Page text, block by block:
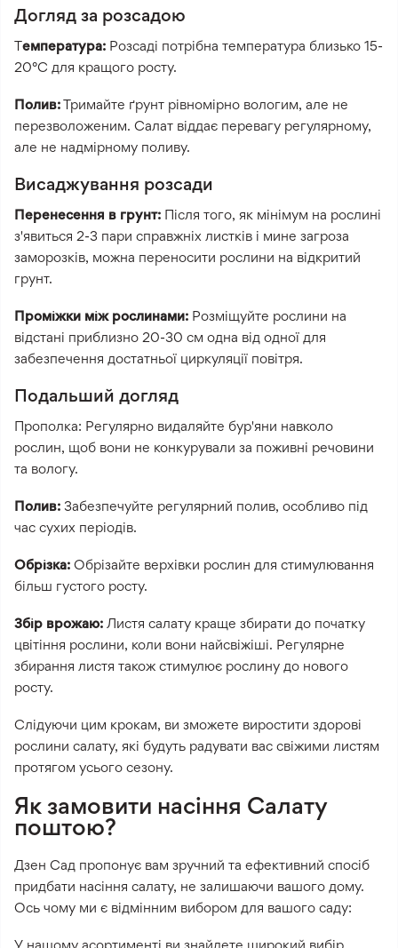
Догляд за розсадою
Температура: Розсаді потрібна температура близько 15-
20°C для кращого росту.
Полив:Тримайте ґрунт рівномірно вологим, але не
перезволоженим. Салат віддає перевагу регулярному,
але не надмірному поливу.
Висаджування розсади
Перенесення в грунт: Після того, як мінімум на рослині
з'явиться 2-3 пари справжніх листків і мине загроза
заморозків, можна переносити рослини на відкритий
грунт.
Проміжки між рослинами: Розміщуйте рослини на
відстані приблизно 20-30 см одна від одної для
забезпечення достатньої циркуляції повітря.
Подальший догляд
Прополка: Регулярно видаляйте бур'яни навколо
рослин, щоб вони не конкурували за поживні речовини
та вологу.
Полив: Забезпечуйте регулярний полив, особливо під
час сухих періодів.
Обрізка: Обрізайте верхівки рослин для стимулювання
більш густого росту.
Збір врожаю: Листя салату краще збирати до початку
цвітіння рослини, коли вони найсвіжіші. Регулярне
збирання листя також стимулює рослину до нового
росту.
Слідуючи цим крокам, ви зможете виростити здорові
рослини салату, які будуть радувати вас свіжими листям
протягом усього сезону.
Як замовити насіння Салату
поштою?
Дзен Сад пропонує вам зручний та ефективний спосіб
придбати насіння салату, не залишаючи вашого дому.
Ось чому ми є відмінним вибором для вашого саду:
У нашому асортименті ви знайдете широкий вибір